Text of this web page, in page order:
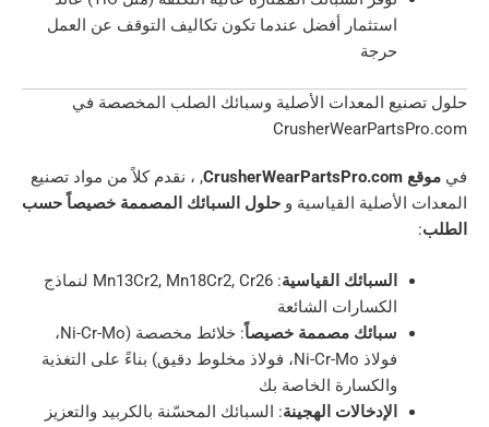
استثمار أفضل عندما تكون تكاليف التوقف عن العمل
المعدات الأصلية وسبائك الصلب المخصصة في
, ، نقدم كلاً من مواد تصنيع
القياسية وحلول السبائك المصممة خصيصاً حسب
السبائك القياسية
: Mn13Cr2, Mn18Cr2, Cr26 لنماذج
الكسارات الشائعة
سبائك مصممة خصيصاً
: خلائط مخصصة (Ni-Cr-Mo،
فولاذ Ni-Cr-Mo، فولاذ مخلوط دقيق) بناءً على التغذية
والكسارة الخاصة بك
الإدخالات الهجينة: السبائك المحسّنة بالكربيد والتعزيز